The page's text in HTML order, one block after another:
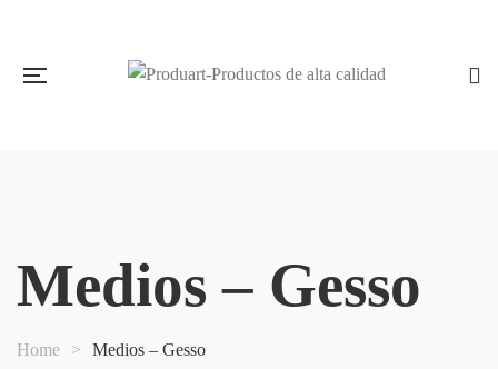
Medios – Gesso
Home > Medios – Gesso